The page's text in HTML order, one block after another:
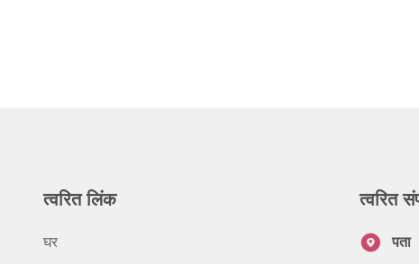
त्वरित लिंक
घर
त्वरित
पता